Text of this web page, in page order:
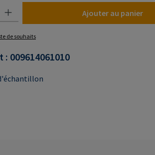
Ajouter au panier
de souhaits
: 009614061010